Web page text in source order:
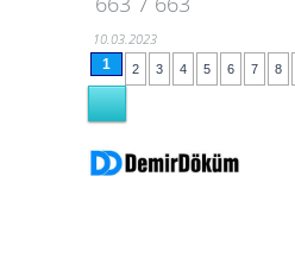
10.03.2023
1 2 3 4 5 6 7 8